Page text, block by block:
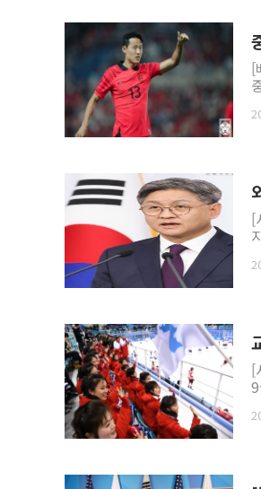
[
[
[